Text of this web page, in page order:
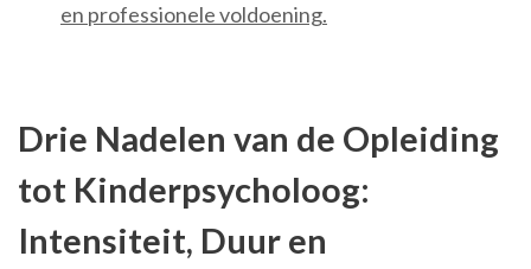
en professionele voldoening.
Drie Nadelen van de Opleiding
tot Kinderpsycholoog:
Intensiteit, Duur en